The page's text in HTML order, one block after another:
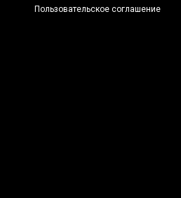
Пользовательское соглашение